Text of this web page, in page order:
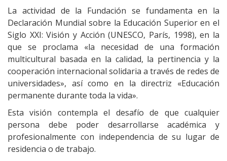
La actividad de la Fundación se fundamenta en la
Declaración Mundial sobre la Educación Superior en el
Siglo XXI: Visión y Acción (UNESCO, París, 1998), en la
que se proclama «la necesidad de una formación
multicultural basada en la calidad, la pertinencia y la
cooperación internacional solidaria a través de redes de
universidades», así como en la directriz «Educación
permanente durante toda la vida».
Esta visión contempla el desafío de que cualquier
persona debe poder desarrollarse académica y
profesionalmente con independencia de su lugar de
residencia o de trabajo.